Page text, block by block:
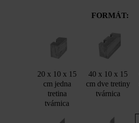
FORMÁT:
20 x 10 x 15
cm jedna
tretina
tvárnica
40 x 10 x 15
cm dve tretiny
tvárnica